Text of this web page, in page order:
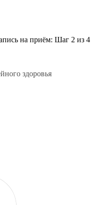
на приём: Шаг 2 из 4
здоровья